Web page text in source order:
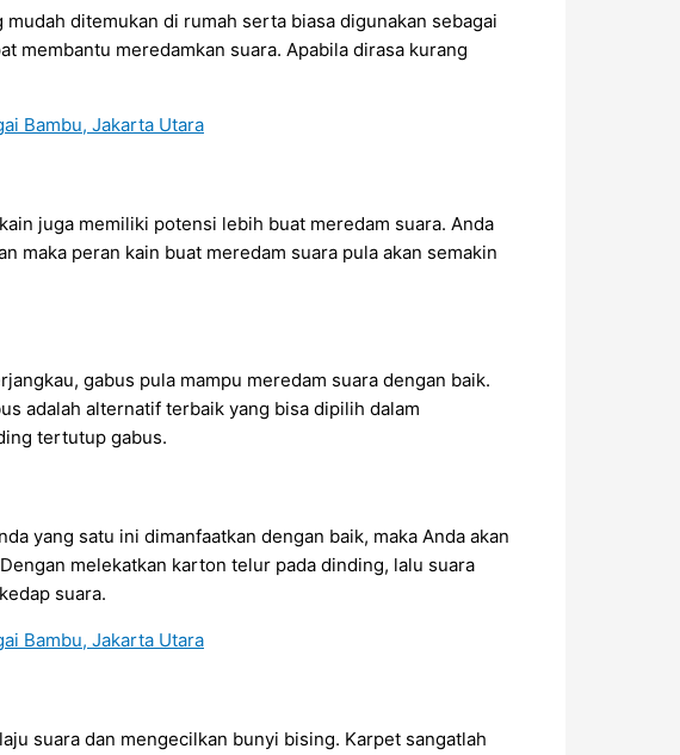
ditemukan di rumah serta biasa digunakan sebagai
membantu meredamkan suara. Apabila dirasa kurang
juga memiliki potensi lebih buat meredam suara. Anda
maka peran kain buat meredam suara pula akan semakin
gabus pula mampu meredam suara dengan baik.
adalah alternatif terbaik yang bisa dipilih dalam
tertutup gabus.
yang satu ini dimanfaatkan dengan baik, maka Anda akan
melekatkan karton telur pada dinding, lalu suara
suara.
suara dan mengecilkan bunyi bising. Karpet sangatlah